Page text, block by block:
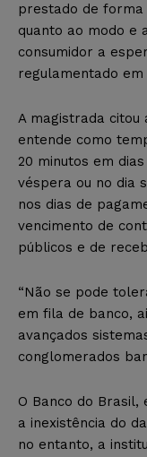
prestado de forma
quanto ao modo e
consumidor a
regulamentado em
A magistrada citou
entende como
20 minutos em
véspera ou no dia
nos dias de
vencimento de
públicos e de
“Não se pode
em fila de banco,
avançados
conglomerados
O Banco do
a inexistência do
no entanto, a